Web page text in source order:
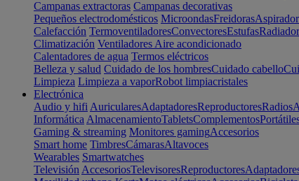
Campanas extractoras Campanas decorativas
Pequeños electrodomésticos MicroondasFreidoras
Calefacción TermoventiladoresConvectoresEstufas
Climatización Ventiladores Aire acondicionado
Calentadores de agua Termos eléctricos
Belleza y salud Cuidado de los hombresCuidado cabello
Limpieza Limpieza a vaporRobot limpiacristales
Electrónica
Audio y hifi AuricularesAdaptadoresReproductoresRadios
Informática AlmacenamientoTabletsComplementos
Gaming & streaming Monitores gamingAccesorios
Smart home TimbresCámarasAltavoces
Wearables Smartwatches
Televisión AccesoriosTelevisoresReproductores